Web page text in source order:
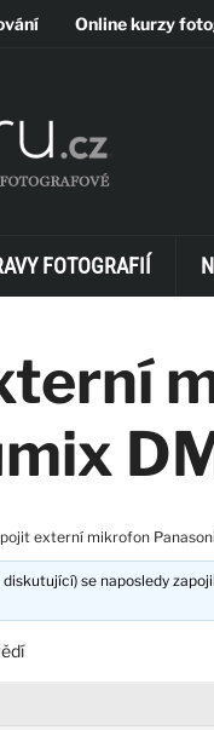
Online kurzy
FOTOGRAFIÍ
externí mikrofon
se naposledy